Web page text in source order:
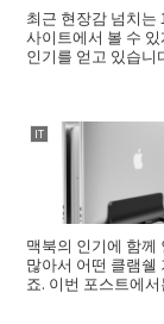
최근 현장감 넘치는
사이트에서 볼 수
인기를 얻고 있습니
IT
맥북의 인기에 함께
많아서 어떤 클램쉘
죠. 이번 포스트에